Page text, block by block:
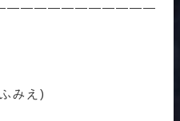
みえ)